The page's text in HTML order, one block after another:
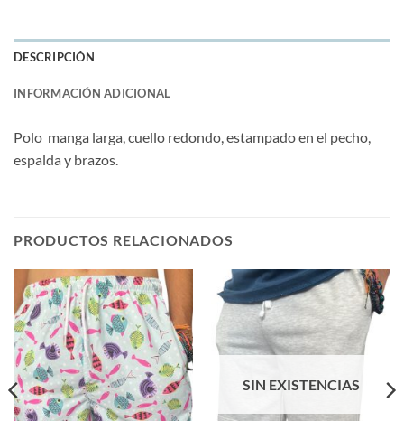
DESCRIPCIÓN
INFORMACIÓN ADICIONAL
Polo manga larga, cuello redondo, estampado en el pecho,
espalda y brazos.
PRODUCTOS RELACIONADOS
SIN EXISTENCIAS